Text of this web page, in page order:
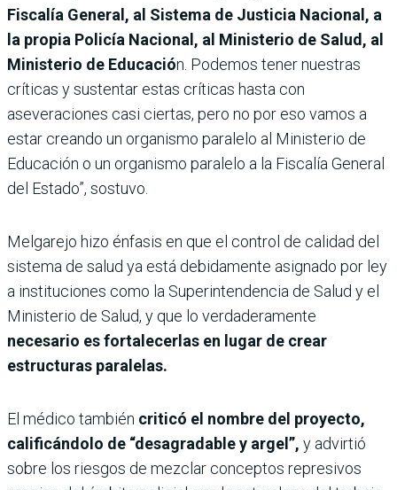
Fiscalía General, al Sistema de Justicia Nacional, a
la propia Policía Nacional, al Ministerio de Salud, al
Ministerio de Educación. Podemos tener nuestras
críticas y sustentar estas críticas hasta con
aseveraciones casi ciertas, pero no por eso vamos a
estar creando un organismo paralelo al Ministerio de
Educación o un organismo paralelo a la Fiscalía General
del Estado”, sostuvo.
Melgarejo hizo énfasis en que el control de calidad del
sistema de salud ya está debidamente asignado por ley
a instituciones como la Superintendencia de Salud y el
Ministerio de Salud, y que lo verdaderamente
necesario es fortalecerlas en lugar de crear
estructuras paralelas.
El médico también criticó el nombre del proyecto,
calificándolo de “desagradable y argel”, y advirtió
sobre los riesgos de mezclar conceptos represivos